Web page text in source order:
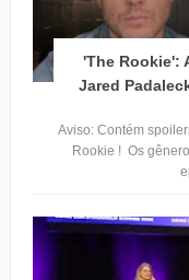
'The Rookie':
Jared
Aviso: Contém
Rookie ! Os